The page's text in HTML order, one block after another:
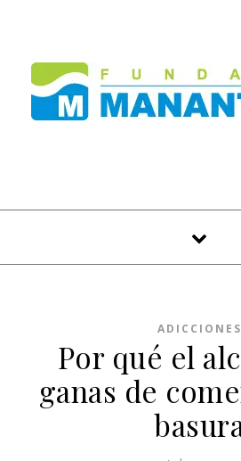
ADICCIONES
Por qué el
ganas de